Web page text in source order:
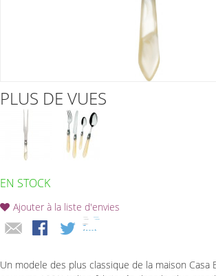
PLUS DE VUES
EN STOCK
Ajouter à la liste d'envies
Un modele des plus classique de la maison Casa